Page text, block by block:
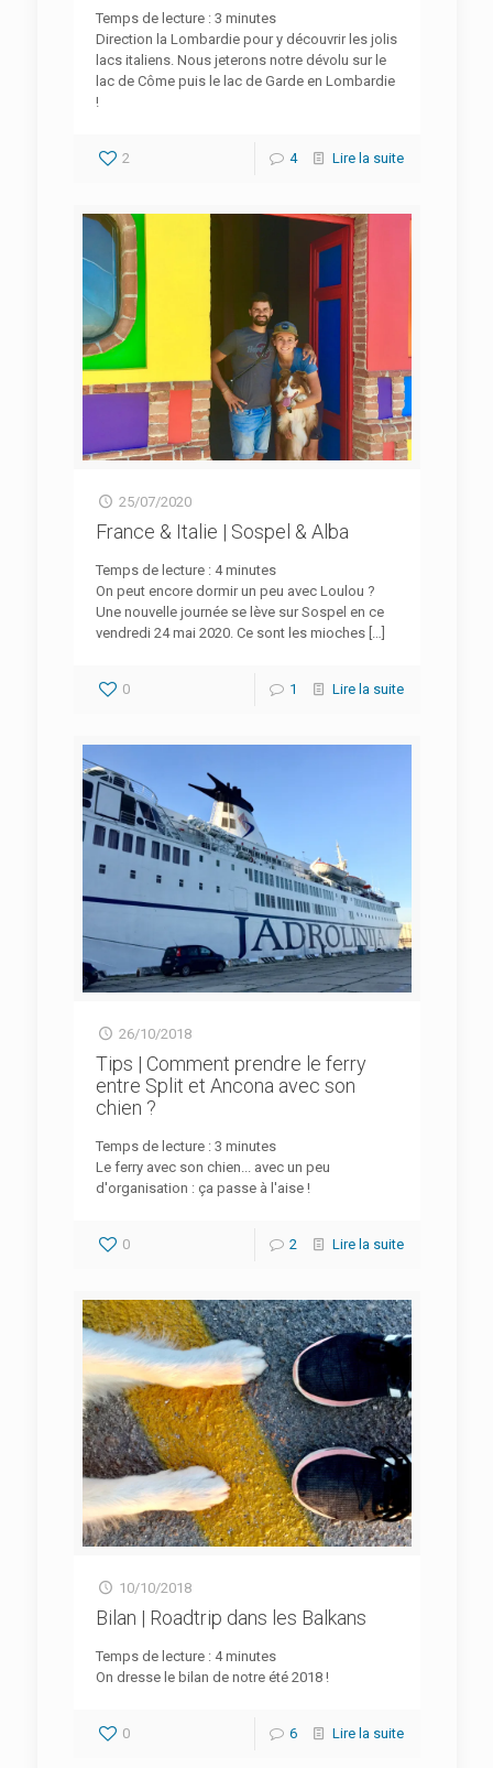
Temps de lecture : 3 minutes
Direction la Lombardie pour y découvrir les jolis
lacs italiens. Nous jeterons notre dévolu sur le
lac de Côme puis le lac de Garde en Lombardie
!
2 4 Lire la suite
25/07/2020
France & Italie | Sospel & Alba
Temps de lecture : 4 minutes
On peut encore dormir un peu avec Loulou ?
Une nouvelle journée se lève sur Sospel en ce
vendredi 24 mai 2020. Ce sont les mioches[…]
0 1 Lire la suite
26/10/2018
Tips | Comment prendre le ferry
entre Split et Ancona avec son
chien ?
Temps de lecture : 3 minutes
Le ferry avec son chien... avec un peu
d'organisation : ça passe à l'aise !
0 2 Lire la suite
10/10/2018
Bilan | Roadtrip dans les Balkans
Temps de lecture : 4 minutes
On dresse le bilan de notre été 2018 !
0 6 Lire la suite